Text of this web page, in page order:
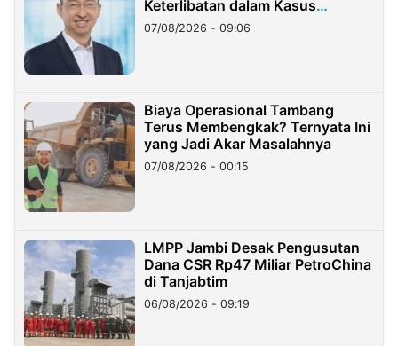
Keterlibatan dalam Kasus
Hilangnya Dana Nasabah Rp2,58
Miliar
07/08/2026 - 09:06
Biaya Operasional Tambang
Terus Membengkak? Ternyata Ini
yang Jadi Akar Masalahnya
07/08/2026 - 00:15
LMPP Jambi Desak Pengusutan
Dana CSR Rp47 Miliar PetroChina
di Tanjabtim
06/08/2026 - 09:19